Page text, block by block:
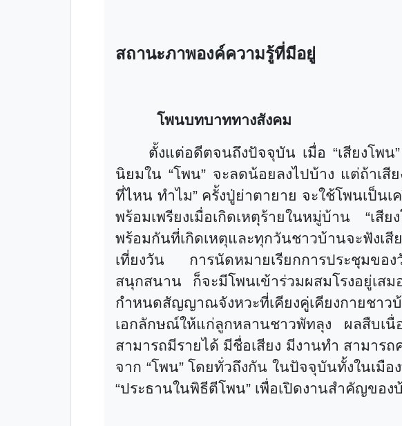
สถานะภาพองค์ความรู้ที่มีอยู่
โพนบทบาททางสังคม
ตั้งแต่อดีตจนถึงปัจจุบัน เมื่อ“เสียงโพน”
นิยมใน “โพน” จะลดน้อยลงไปบ้าง แต่ถ้าเสี
ที่ไหน ทำไม” ครั้งปู่ย่าตายาย จะใช้โพนเป็นเ
พร้อมเพรียงเมื่อเกิดเหตุร้ายในหมู่บ้าน“เสีย
พร้อมกันที่เกิดเหตุและทุกวันชาวบ้านจะฟังเ
เที่ยงวัน การนัดหมายเรียกการประชุมข
สนุกสนาน ก็จะมีโพนเข้าร่วมผสมโรงอยู่เสม
กำหนดสัญญาณจังหวะที่เคียงคู่เคียงกายชา
เอกลักษณ์ให้แก่ลูกหลานชาวพัทลุง ผลสืบเนื่
สามารถมีรายได้ มีชื่อเสียง มีงานทำ สามาร
จาก “โพน” โดยทั่วถึงกัน ในปัจจุบันทั้งในเมือ
“ประธานในพิธีตีโพน” เพื่อเปิดงานสำคัญของ